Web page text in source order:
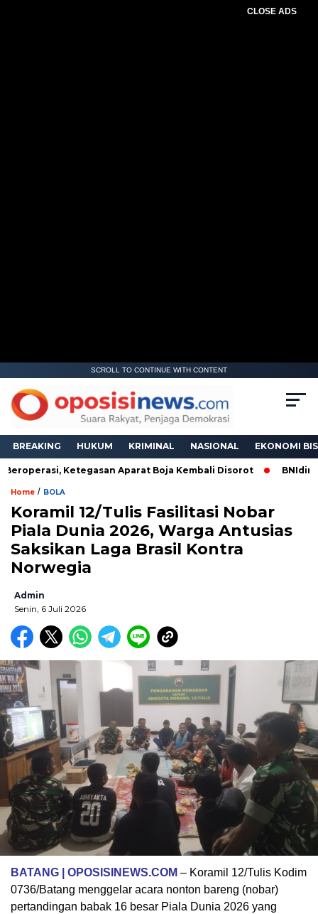
CLOSE ADS
SCROLL TO CONTINUE WITH CONTENT
BREAKING HUKUM KRIMINAL NASIONAL EKONOMI
Ketegasan Aparat Boja Kembali Disorot BNIdirect
Home / BOLA
Koramil 12/Tulis Fasilitasi Nobar
Piala Dunia 2026, Warga Antusias
Saksikan Laga Brasil Kontra
Norwegia
Admin
Senin, 6 Juli 2026
BATANG | OPOSISINEWS.COM – Koramil 12/Tulis Kodim
0736/Batang menggelar acara nonton bareng (nobar)
pertandingan babak 16 besar Piala Dunia 2026 yang